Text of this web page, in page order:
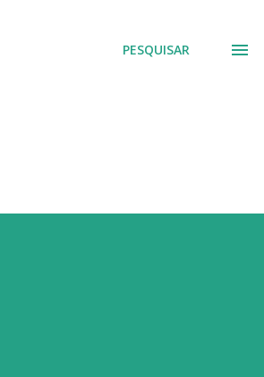
PESQUISAR